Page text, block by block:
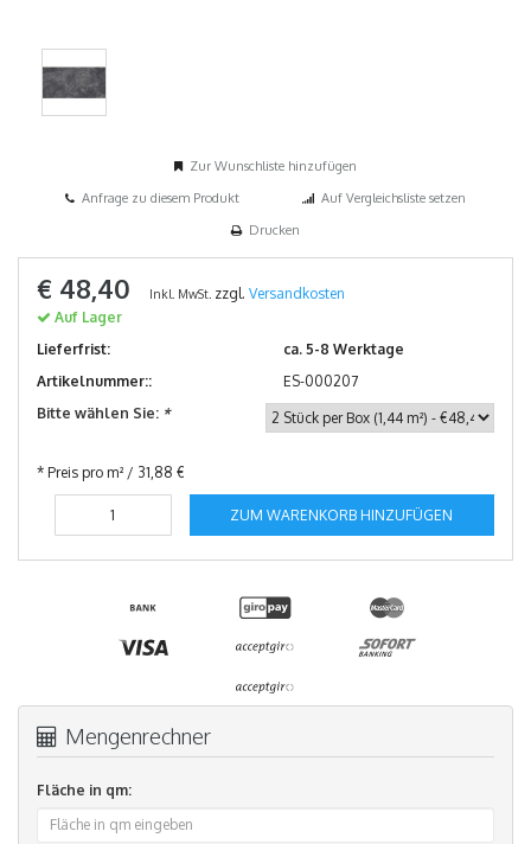
Zur Wunschliste hinzufügen
Anfrage zu diesem Produkt
Auf Vergleichsliste setzen
Drucken
€ 48,40 Inkl. MwSt. zzgl. Versandkosten
Auf Lager
Lieferfrist:
ca. 5-8 Werktage
Artikelnummer::
ES-000207
Bitte wählen Sie: *
* Preis pro m² / 31,88 €
ZUM WARENKORB HINZUFÜGEN
Mengenrechner
Fläche in qm: